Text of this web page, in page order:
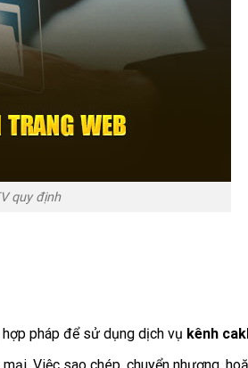
quy định
pháp để sử dụng dịch vụ kênh
Việc sao chép, chuyển nhượng,